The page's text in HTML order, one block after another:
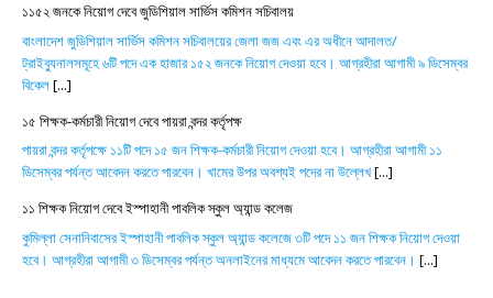
১১৫২ জনকে নিয়োগ দেবে জুডিশিয়াল সার্ভিস কমিশন সচিবালয়
বাংলাদেশ জুডিশিয়াল সার্ভিস কমিশন সচিবালয়ের জেলা জজ এবং এর অধীনে আদালত/
ট্রাইব্যুনালসমূহে ৬টি পদে এক হাজার ১৫২ জনকে নিয়োগ দেওয়া হবে। আগ্রহীরা আগামী ৯ ডিসেম্বর
বিকেল[...]
১৫ শিক্ষক-কর্মচারী নিয়োগ দেবে পায়রা বন্দর কর্তৃপক্ষ
পায়রা বন্দর কর্তৃপক্ষে ১১টি পদে ১৫ জন শিক্ষক-কর্মচারী নিয়োগ দেওয়া হবে। আগ্রহীরা আগামী ১১
ডিসেম্বর পর্যন্ত আবেদন করতে পারবেন। খামের উপর অবশ্যই পদের না উল্লেখ[...]
১১ শিক্ষক নিয়োগ দেবে ইস্পাহানী পাবলিক স্কুল অ্যান্ড কলেজ
কুমিল্লা সেনানিবাসের ইস্পাহানী পাবলিক স্কুল অ্যান্ড কলেজে ৩টি পদে ১১ জন শিক্ষক নিয়োগ দেওয়া
হবে। আগ্রহীরা আগামী ৩ ডিসেম্বর পর্যন্ত অনলাইনের মাধ্যমে আবেদন করতে পারবেন। [...]